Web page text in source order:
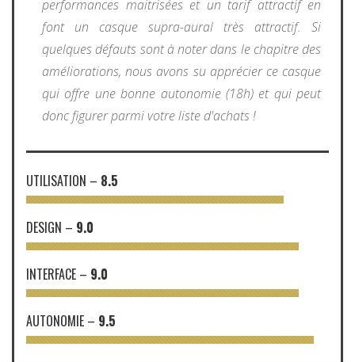
performances maitrisées et un tarif attractif en
font un casque supra-aural très attractif. Si
quelques défauts sont à noter dans le chapitre des
améliorations, nous avons su apprécier ce casque
qui offre une bonne autonomie (18h) et qui peut
donc figurer parmi votre liste d'achats !
UTILISATION – 8.5
DESIGN – 9.0
INTERFACE – 9.0
AUTONOMIE – 9.5